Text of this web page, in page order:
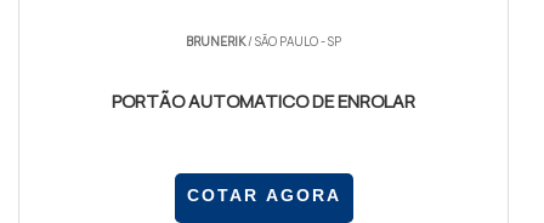
negócios ou garagens. Elas são fáceis de operar e
BRUNERIK/ SÃO PAULO - SP
PORTÃO AUTOMATICO DE ENROLAR
COTAR AGORA